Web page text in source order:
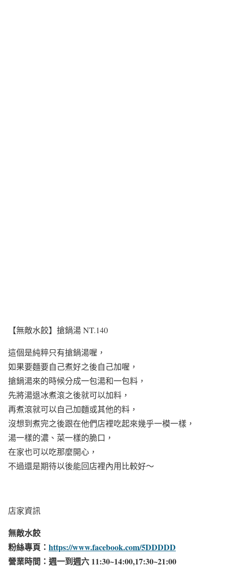
【無敵水餃】搶鍋湯 NT.140
這個是純粹只有搶鍋湯喔，
如果要麵要自己煮好之後自己加喔，
搶鍋湯來的時候分成一包湯和一包料，
先將湯退冰煮滾之後就可以加料，
再煮滾就可以自己加麵或其他的料，
沒想到煮完之後跟在他們店裡吃起來幾乎一模一樣，
湯一樣的濃、菜一樣的脆口，
在家也可以吃那麼開心，
不過還是期待以後能回店裡內用比較好～
店家資訊
無敵水餃
粉絲專頁： https://www.facebook.com/5DDDDD
營業時間：週一到週六 11:30~14:00,17:30~21:00​